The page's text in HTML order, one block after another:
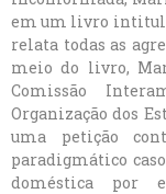
em um livro
relata todas as
meio do livro,
Comissão
Organização dos
uma petição
paradigmático
doméstica por